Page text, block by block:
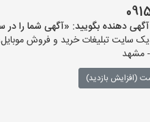
دهنده بگویید: «آگهی شما را در سایت
سایت تبلیغات خرید و فروش
مشهد
(افزایش بازدید)